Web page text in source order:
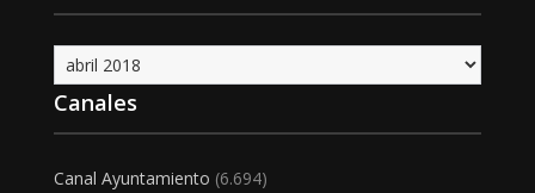
Archivo
Canales
Canal Ayuntamiento (6.694)